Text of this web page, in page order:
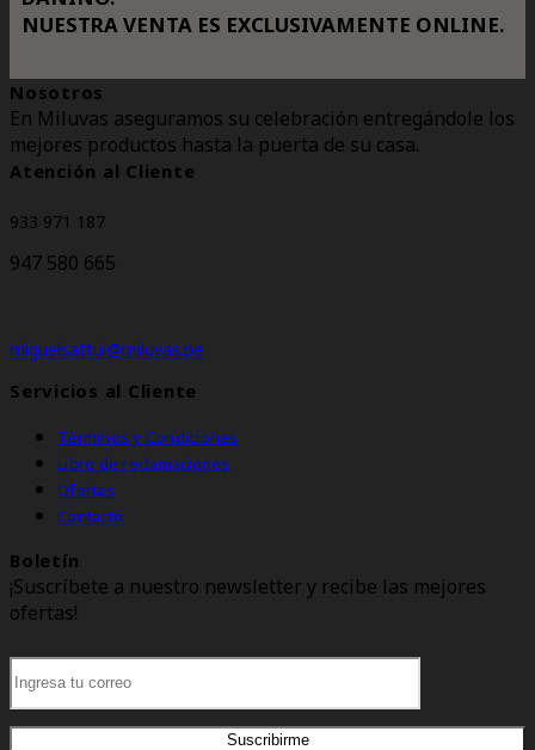
NUESTRA VENTA ES EXCLUSIVAMENTE ONLINE.
Nosotros
En Miluvas aseguramos su celebración entregándole los
mejores productos hasta la puerta de su casa.
Atención al Cliente
933 971 187
947 580 665
miguelsattui@miluvas.pe
Servicios al Cliente
Términos y Condiciones
Libro de reclamaciones
Ofertas
Contacto
Boletín
¡Suscríbete a nuestro newsletter y recibe las mejores
ofertas!